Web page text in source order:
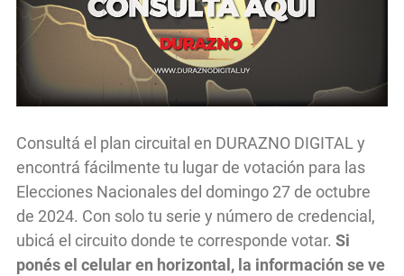
Consultá el plan circuital en DURAZNO DIGITAL y
encontrá fácilmente tu lugar de votación para las
Elecciones Nacionales del domingo 27 de octubre
de 2024. Con solo tu serie y número de credencial,
ubicá el circuito donde te corresponde votar. Si
ponés el celular en horizontal, la información se ve